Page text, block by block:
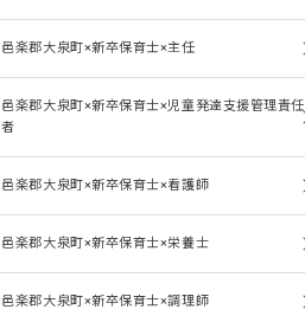
邑楽郡大泉町×新卒保育士×主任
邑楽郡大泉町×新卒保育士×児童発達支援管理責任
者
邑楽郡大泉町×新卒保育士×看護師
邑楽郡大泉町×新卒保育士×栄養士
邑楽郡大泉町×新卒保育士×調理師